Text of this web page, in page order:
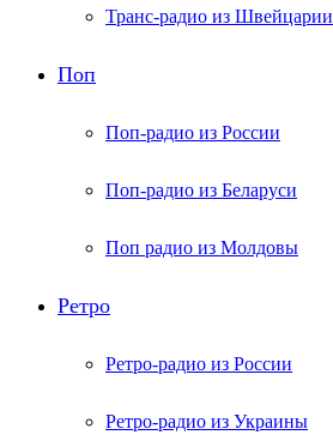
Транс-радио из Швейцарии
Поп
Поп-радио из России
Поп-радио из Беларуси
Поп радио из Молдовы
Ретро
Ретро-радио из России
Ретро-радио из Украины